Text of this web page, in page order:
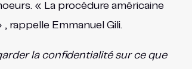
« La procédure américaine
rappelle Emmanuel Gili.
la confidentialité sur ce que